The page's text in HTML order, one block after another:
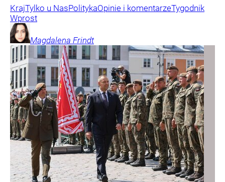
KrajTylko u NasPolitykaOpinie i komentarzeTygodnik
Wprost
Magdalena Frindt